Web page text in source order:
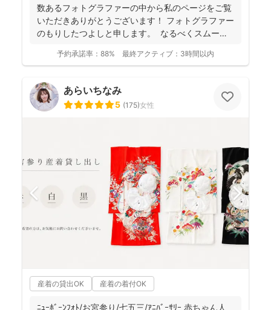
数あるフォトグラファーの中から私のページをご覧
いただきありがとうございます！ フォトグラファー
のもりしたつよしと申します。 なるべくスムーズ
予約承諾率： 88% 最終アクティブ： 3時間以内
あらいちなみ
5 (175)女性
産着の貸出OK 産着の着付OK
ﾆｭｰﾎﾞｰﾝﾌｫﾄ/お宮参り/七五三/ｱﾆﾊﾞｰｻﾘｰ 赤ちゃん人